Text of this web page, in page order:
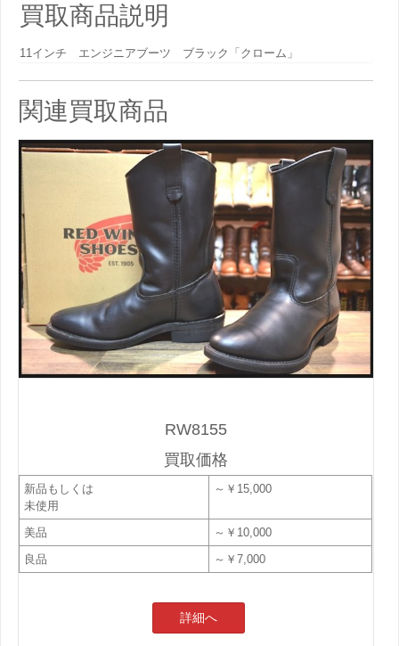
買取商品説明
11インチ エンジニアブーツ ブラック「クローム」
関連買取商品
RW8155
買取価格
新品もしくは
未使用
～￥15,000
美品
～￥10,000
良品
～￥7,000
詳細へ